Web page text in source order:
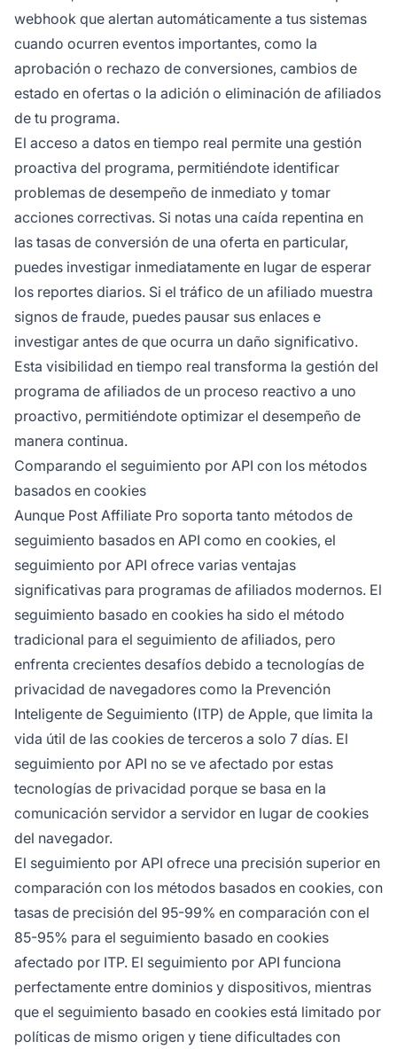
webhook que alertan automáticamente a tus sistemas
cuando ocurren eventos importantes, como la
aprobación o rechazo de conversiones, cambios de
estado en ofertas o la adición o eliminación de afiliados
de tu programa.
El acceso a datos en tiempo real permite una gestión
proactiva del programa, permitiéndote identificar
problemas de desempeño de inmediato y tomar
acciones correctivas. Si notas una caída repentina en
las tasas de conversión de una oferta en particular,
puedes investigar inmediatamente en lugar de esperar
los reportes diarios. Si el tráfico de un afiliado muestra
signos de fraude, puedes pausar sus enlaces e
investigar antes de que ocurra un daño significativo.
Esta visibilidad en tiempo real transforma la gestión del
programa de afiliados de un proceso reactivo a uno
proactivo, permitiéndote optimizar el desempeño de
manera continua.
Comparando el seguimiento por API con los métodos
basados en cookies
Aunque Post Affiliate Pro soporta tanto métodos de
seguimiento basados en API como en cookies, el
seguimiento por API ofrece varias ventajas
significativas para programas de afiliados modernos. El
seguimiento basado en cookies ha sido el método
tradicional para el seguimiento de afiliados, pero
enfrenta crecientes desafíos debido a tecnologías de
privacidad de navegadores como la Prevención
Inteligente de Seguimiento (ITP) de Apple, que limita la
vida útil de las cookies de terceros a solo 7 días. El
seguimiento por API no se ve afectado por estas
tecnologías de privacidad porque se basa en la
comunicación servidor a servidor en lugar de cookies
del navegador.
El seguimiento por API ofrece una precisión superior en
comparación con los métodos basados en cookies, con
tasas de precisión del 95-99% en comparación con el
85-95% para el seguimiento basado en cookies
afectado por ITP. El seguimiento por API funciona
perfectamente entre dominios y dispositivos, mientras
que el seguimiento basado en cookies está limitado por
políticas de mismo origen y tiene dificultades con